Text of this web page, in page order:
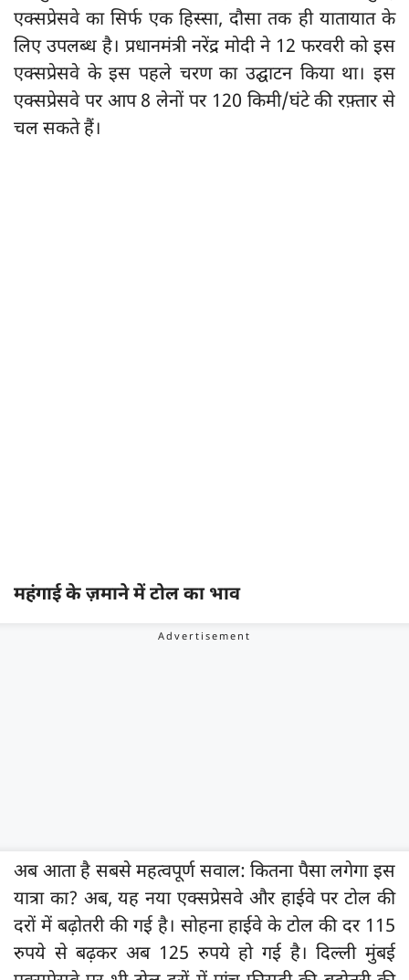
एक्सप्रेसवे का सिर्फ एक हिस्सा, दौसा तक ही यातायात के
लिए उपलब्ध है। प्रधानमंत्री नरेंद्र मोदी ने 12 फरवरी को इस
एक्सप्रेसवे के इस पहले चरण का उद्घाटन किया था। इस
एक्सप्रेसवे पर आप 8 लेनों पर 120 किमी/घंटे की रफ़्तार से
चल सकते हैं।
महंगाई के ज़माने में टोल का भाव
अब आता है सबसे महत्वपूर्ण सवाल: कितना पैसा लगेगा इस
यात्रा का? अब, यह नया एक्सप्रेसवे और हाईवे पर टोल की
दरों में बढ़ोतरी की गई है। सोहना हाईवे के टोल की दर 115
रुपये से बढ़कर अब 125 रुपये हो गई है। दिल्ली मुंबई